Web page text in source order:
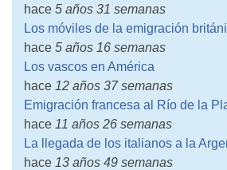
hace 5 años 31 semanas
Los móviles de la emigración
hace 5 años 16 semanas
Los vascos en América
hace 12 años 37 semanas
Emigración francesa al Río de la
hace 11 años 26 semanas
La llegada de los italianos a la
hace 13 años 49 semanas